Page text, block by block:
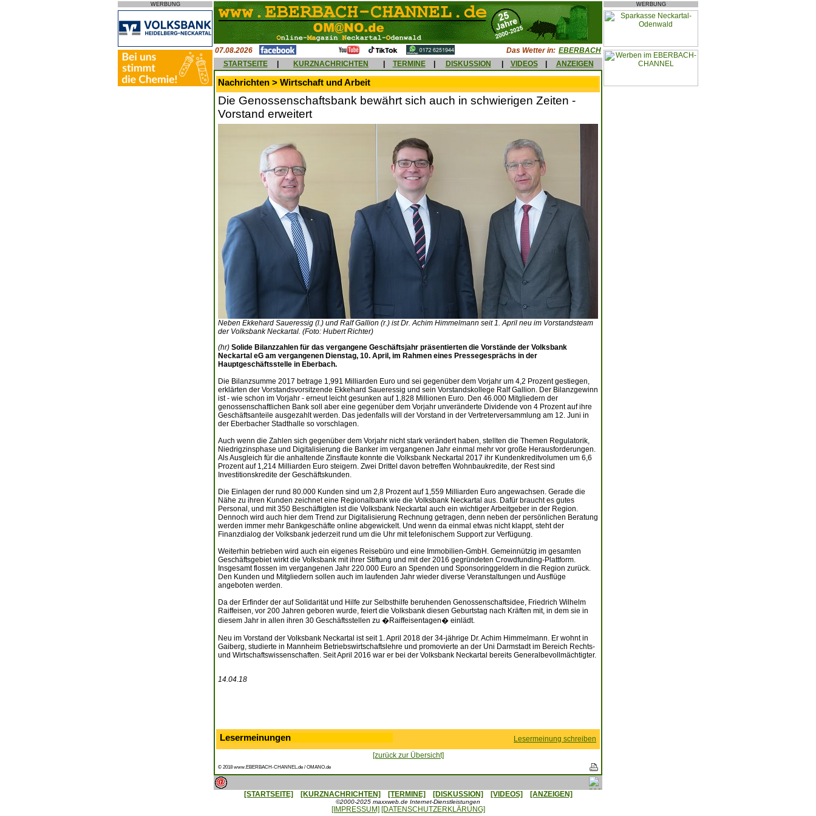
WERBUNG
07.08.2026 Das Wetter in: EBERBACH
STARTSEITE
KURZNACHRICHTEN TERMINE DISKUSSION VIDEOS ANZEIGEN
Nachrichten > Wirtschaft und Arbeit
Die Genossenschaftsbank bewährt sich auch in schwierigen Zeiten -
Vorstand erweitert
Neben Ekkehard Saueressig (l.) und Ralf Gallion (r.) ist Dr. Achim Himmelmann seit 1. April neu im Vorstandsteam
der Volksbank Neckartal. (Foto: Hubert Richter)
(hr) Solide Bilanzzahlen für das vergangene Geschäftsjahr präsentierten die Vorstände der Volksbank
Neckartal eG am vergangenen Dienstag, 10. April, im Rahmen eines Pressegesprächs in der
Hauptgeschäftsstelle in Eberbach.
Die Bilanzsumme 2017 betrage 1,991 Milliarden Euro und sei gegenüber dem Vorjahr um 4,2 Prozent gestiegen,
erklärten der Vorstandsvorsitzende Ekkehard Saueressig und sein Vorstandskollege Ralf Gallion. Der Bilanzgewinn
ist - wie schon im Vorjahr - erneut leicht gesunken auf 1,828 Millionen Euro. Den 46.000 Mitgliedern der
genossenschaftlichen Bank soll aber eine gegenüber dem Vorjahr unveränderte Dividende von 4 Prozent auf ihre
Geschäftsanteile ausgezahlt werden. Das jedenfalls will der Vorstand in der Vertreterversammlung am 12. Juni in
der Eberbacher Stadthalle so vorschlagen.
Auch wenn die Zahlen sich gegenüber dem Vorjahr nicht stark verändert haben, stellten die Themen Regulatorik,
Niedrigzinsphase und Digitalisierung die Banker im vergangenen Jahr einmal mehr vor große Herausforderungen.
Als Ausgleich für die anhaltende Zinsflaute konnte die Volksbank Neckartal 2017 ihr Kundenkreditvolumen um 6,6
Prozent auf 1,214 Milliarden Euro steigern. Zwei Drittel davon betreffen Wohnbaukredite, der Rest sind
Investitionskredite der Geschäftskunden.
Die Einlagen der rund 80.000 Kunden sind um 2,8 Prozent auf 1,559 Milliarden Euro angewachsen. Gerade die
Nähe zu ihren Kunden zeichnet eine Regionalbank wie die Volksbank Neckartal aus. Dafür braucht es gutes
Personal, und mit 350 Beschäftigten ist die Volksbank Neckartal auch ein wichtiger Arbeitgeber in der Region.
Dennoch wird auch hier dem Trend zur Digitalisierung Rechnung getragen, denn neben der persönlichen Beratung
werden immer mehr Bankgeschäfte online abgewickelt. Und wenn da einmal etwas nicht klappt, steht der
Finanzdialog der Volksbank jederzeit rund um die Uhr mit telefonischem Support zur Verfügung.
Weiterhin betrieben wird auch ein eigenes Reisebüro und eine Immobilien-GmbH. Gemeinnützig im gesamten
Geschäftsgebiet wirkt die Volksbank mit ihrer Stiftung und mit der 2016 gegründeten Crowdfunding-Plattform.
Insgesamt flossen im vergangenen Jahr 220.000 Euro an Spenden und Sponsoringgeldern in die Region zurück.
Den Kunden und Mitgliedern sollen auch im laufenden Jahr wieder diverse Veranstaltungen und Ausflüge
angeboten werden.
Da der Erfinder der auf Solidarität und Hilfe zur Selbsthilfe beruhenden Genossenschaftsidee, Friedrich Wilhelm
Raiffeisen, vor 200 Jahren geboren wurde, feiert die Volksbank diesen Geburtstag nach Kräften mit, in dem sie in
diesem Jahr in allen ihren 30 Geschäftsstellen zu �Raiffeisentagen� einlädt.
Neu im Vorstand der Volksbank Neckartal ist seit 1. April 2018 der 34-jährige Dr. Achim Himmelmann. Er wohnt in
Gaiberg, studierte in Mannheim Betriebswirtschaftslehre und promovierte an der Uni Darmstadt im Bereich Rechts-
und Wirtschaftswissenschaften. Seit April 2016 war er bei der Volksbank Neckartal bereits Generalbevollmächtigter.
14.04.18
Lesermeinungen
Lesermeinung schreiben
[zurück zur Übersicht]
© 2018 www.EBERBACH-CHANNEL.de / OMANO.de
[STARTSEITE] [KURZNACHRICHTEN] [TERMINE] [DISKUSSION] [VIDEOS] [ANZEIGEN]
©2000-2025 maxxweb.de Internet-Dienstleistungen
[IMPRESSUM] [DATENSCHUTZERKLÄRUNG]
WERBUNG